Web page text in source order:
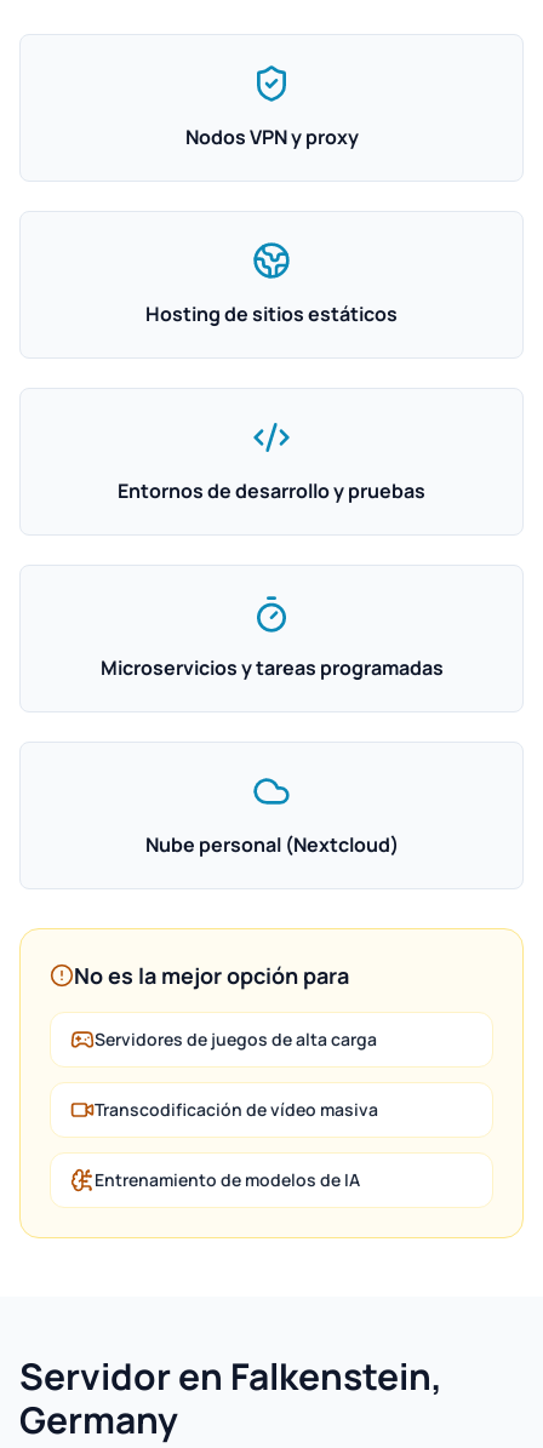
Nodos VPN y proxy
Hosting de sitios estáticos
Entornos de desarrollo y pruebas
Microservicios y tareas programadas
Nube personal (Nextcloud)
No es la mejor opción para
Servidores de juegos de alta carga
Transcodificación de vídeo masiva
Entrenamiento de modelos de IA
Servidor en Falkenstein,
Germany